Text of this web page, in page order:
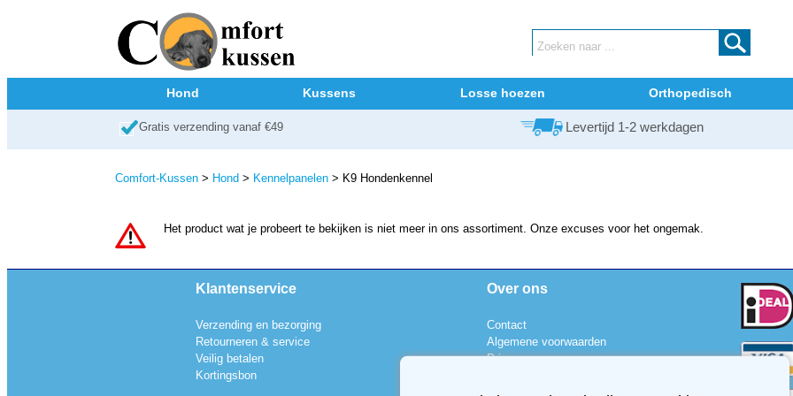
Hond Kussens Losse hoezen Orthopedisch
Gratis verzending vanaf €49 Levertijd 1-2 werkdagen
Comfort-Kussen> Hond > Kennelpanelen> K9 Hondenkennel
Het product wat je probeert te bekijken is niet meer in ons assortiment. Onze excuses voor het ongemak.
Klantenservice
Verzending en bezorging
Retourneren & service
Veilig betalen
Kortingsbon
Over ons
Contact
Algemene voorwaarden
Privacy
Disclaimer